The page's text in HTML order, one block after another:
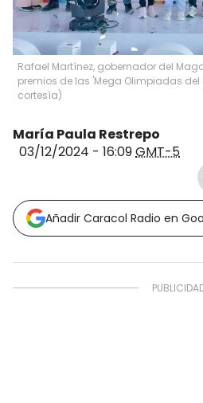
Rafael Martínez, gobernador del
premios de las 'Mega Olimpiadas del
cortesía)
María Paula Restrepo
03/12/2024 - 16:09GMT-5
Añadir Caracol Radio en